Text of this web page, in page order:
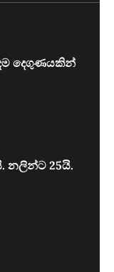
නලින්ට 25යි.